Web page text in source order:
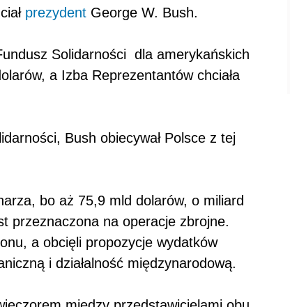
prezydent George W. Bush.
Solidarności dla amerykańskich
a Izba Reprezentantów chciała
Bush obiecywał Polsce z tej
bo aż 75,9 mld dolarów, o miliard
przeznaczona na operacje zbrojne.
a obcięli propozycje wydatków
i działalność międzynarodową.